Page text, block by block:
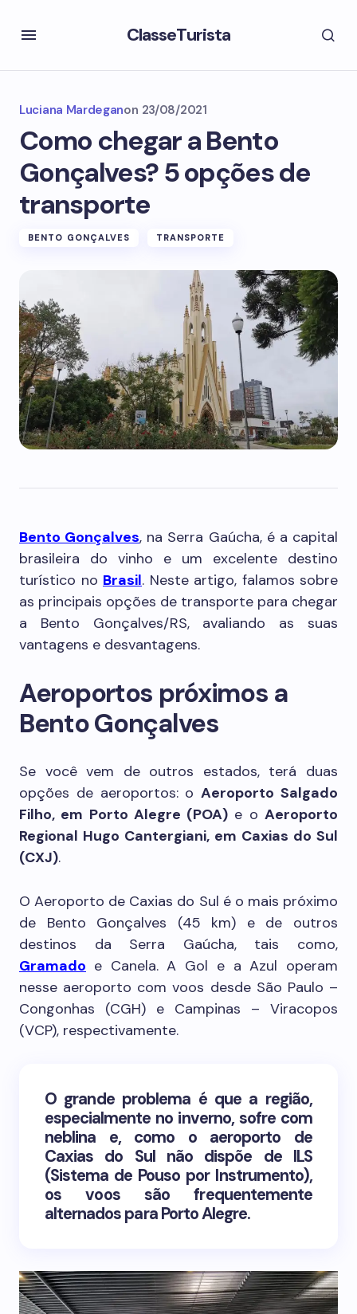
ClasseTurista
Luciana Mardeganon 23/08/2021
Como chegar a Bento
Gonçalves? 5 opções de
transporte
BENTO GONÇALVES TRANSPORTE
Bento Gonçalves, na Serra Gaúcha, é a capital
brasileira do vinho e um excelente destino
turístico no Brasil. Neste artigo, falamos sobre
as principais opções de transporte para chegar
a Bento Gonçalves/RS, avaliando as suas
vantagens e desvantagens.
Aeroportos próximos a
Bento Gonçalves
Se você vem de outros estados, terá duas
opções de aeroportos: oAeroporto Salgado
Filho, em Porto Alegre (POA) e oAeroporto
Regional Hugo Cantergiani, em Caxias do Sul
(CXJ).
O Aeroporto de Caxias do Sul é o mais próximo
de Bento Gonçalves (45 km) e de outros
destinos da Serra Gaúcha, tais como,
Gramado e Canela. A Gol e a Azul operam
nesse aeroporto com voos desde São Paulo –
Congonhas (CGH) e Campinas – Viracopos
(VCP), respectivamente.
O grande problema é que a região,
especialmente no inverno, sofre com
neblina e, como o aeroporto de
Caxias do Sul não dispõe de ILS
(Sistema de Pouso por Instrumento),
os voos são frequentemente
alternados para Porto Alegre.